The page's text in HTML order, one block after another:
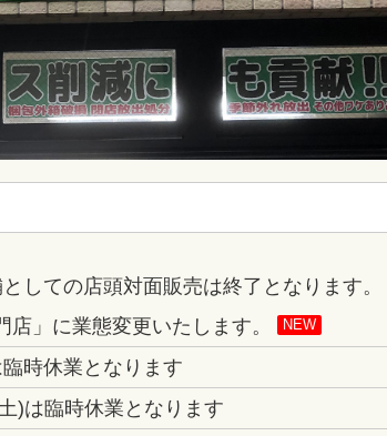
しての店頭対面販売は終了となります。
」に業態変更いたします。
NEW
時休業となります
)は臨時休業となります